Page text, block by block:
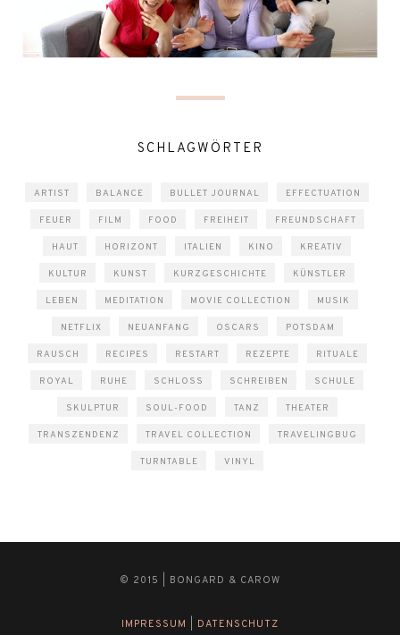
SCHLAGWÖRTER
ARTIST BALANCE BULLET JOURNAL EFFECTUATION
FEUER FILM FOOD FREIHEIT FREUNDSCHAFT
HAUT HORIZONT ITALIEN KINO KREATIV
KULTUR KUNST KURZGESCHICHTE KÜNSTLER
LEBEN MEDITATION MOVIE COLLECTION MUSIK
NETFLIX NEUANFANG OSCARS POTSDAM
RAUSCH RECIPES RESTART REZEPTE RITUALE
ROYAL RUHE SCHLOSS SCHREIBEN SCHULE
SKULPTUR SOUL-FOOD TANZ THEATER
TRANSZENDENZ TRAVEL COLLECTION TRAVELINGBUG
TURNTABLE VINYL
© 2015 | BONGARD & CAROW
IMPRESSUM DATENSCHUTZ